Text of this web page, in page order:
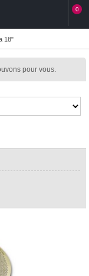
0
18"
pour vous.